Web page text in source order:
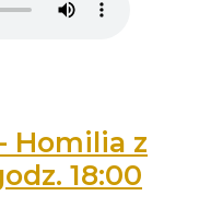
Homilia z
18:00